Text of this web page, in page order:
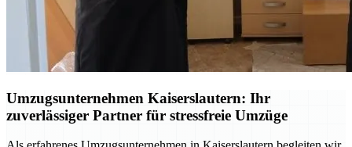
Umzugsunternehmen Kaiserslautern: Ihr
zuverlässiger Partner für stressfreie Umzüge